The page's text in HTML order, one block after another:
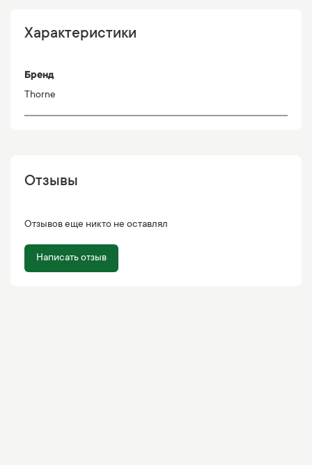
Характеристики
Бренд
Thorne
Отзывы
Отзывов еще никто не оставлял
Написать отзыв